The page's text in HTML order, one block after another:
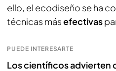
ello, el ecodiseño se ha
técnicas másefectivas
PUEDE INTERESARTE
Los científicos advierten